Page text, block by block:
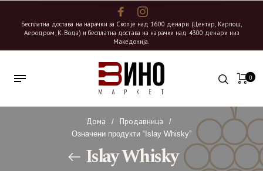
Бесплатна достава на нарачки за Скопје над 1600 денари (Центар, Карпош,
Аеродром, К. Вода) и бесплатна достава на нарачки над 4300 денари низ
Македонија.
0
Дома / Продавница
/
Означени продукти “Islay Whisky”
Islay Whisky